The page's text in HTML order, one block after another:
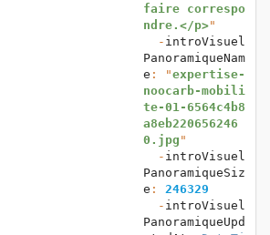
faire correspo
ndre.</p>"
  -
introVisuel
PanoramiqueNam
e : "expertise-
noocarb-mobili
te-01-6564c4b8
a8eb220656246
0.jpg "
  -
introVisuel
PanoramiqueSiz
e : 246329
  -
introVisuel
PanoramiqueUpd